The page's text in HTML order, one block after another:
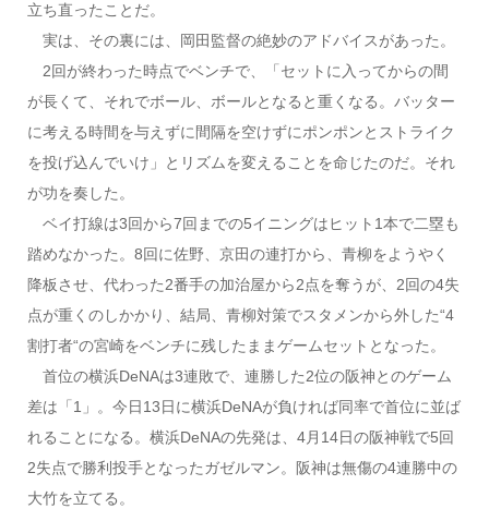
立ち直ったことだ。
実は、その裏には、岡田監督の絶妙のアドバイスがあった。
2回が終わった時点でベンチで、「セットに入ってからの間
が長くて、それでボール、ボールとなると重くなる。バッター
に考える時間を与えずに間隔を空けずにポンポンとストライク
を投げ込んでいけ」とリズムを変えることを命じたのだ。それ
が功を奏した。
ベイ打線は3回から7回までの5イニングはヒット1本で二塁も
踏めなかった。8回に佐野、京田の連打から、青柳をようやく
降板させ、代わった2番手の加治屋から2点を奪うが、2回の4失
点が重くのしかかり、結局、青柳対策でスタメンから外した“4
割打者“の宮崎をベンチに残したままゲームセットとなった。
首位の横浜DeNAは3連敗で、連勝した2位の阪神とのゲーム
差は「1」。今日13日に横浜DeNAが負ければ同率で首位に並ば
れることになる。横浜DeNAの先発は、4月14日の阪神戦で5回
2失点で勝利投手となったガゼルマン。阪神は無傷の4連勝中の
大竹を立てる。